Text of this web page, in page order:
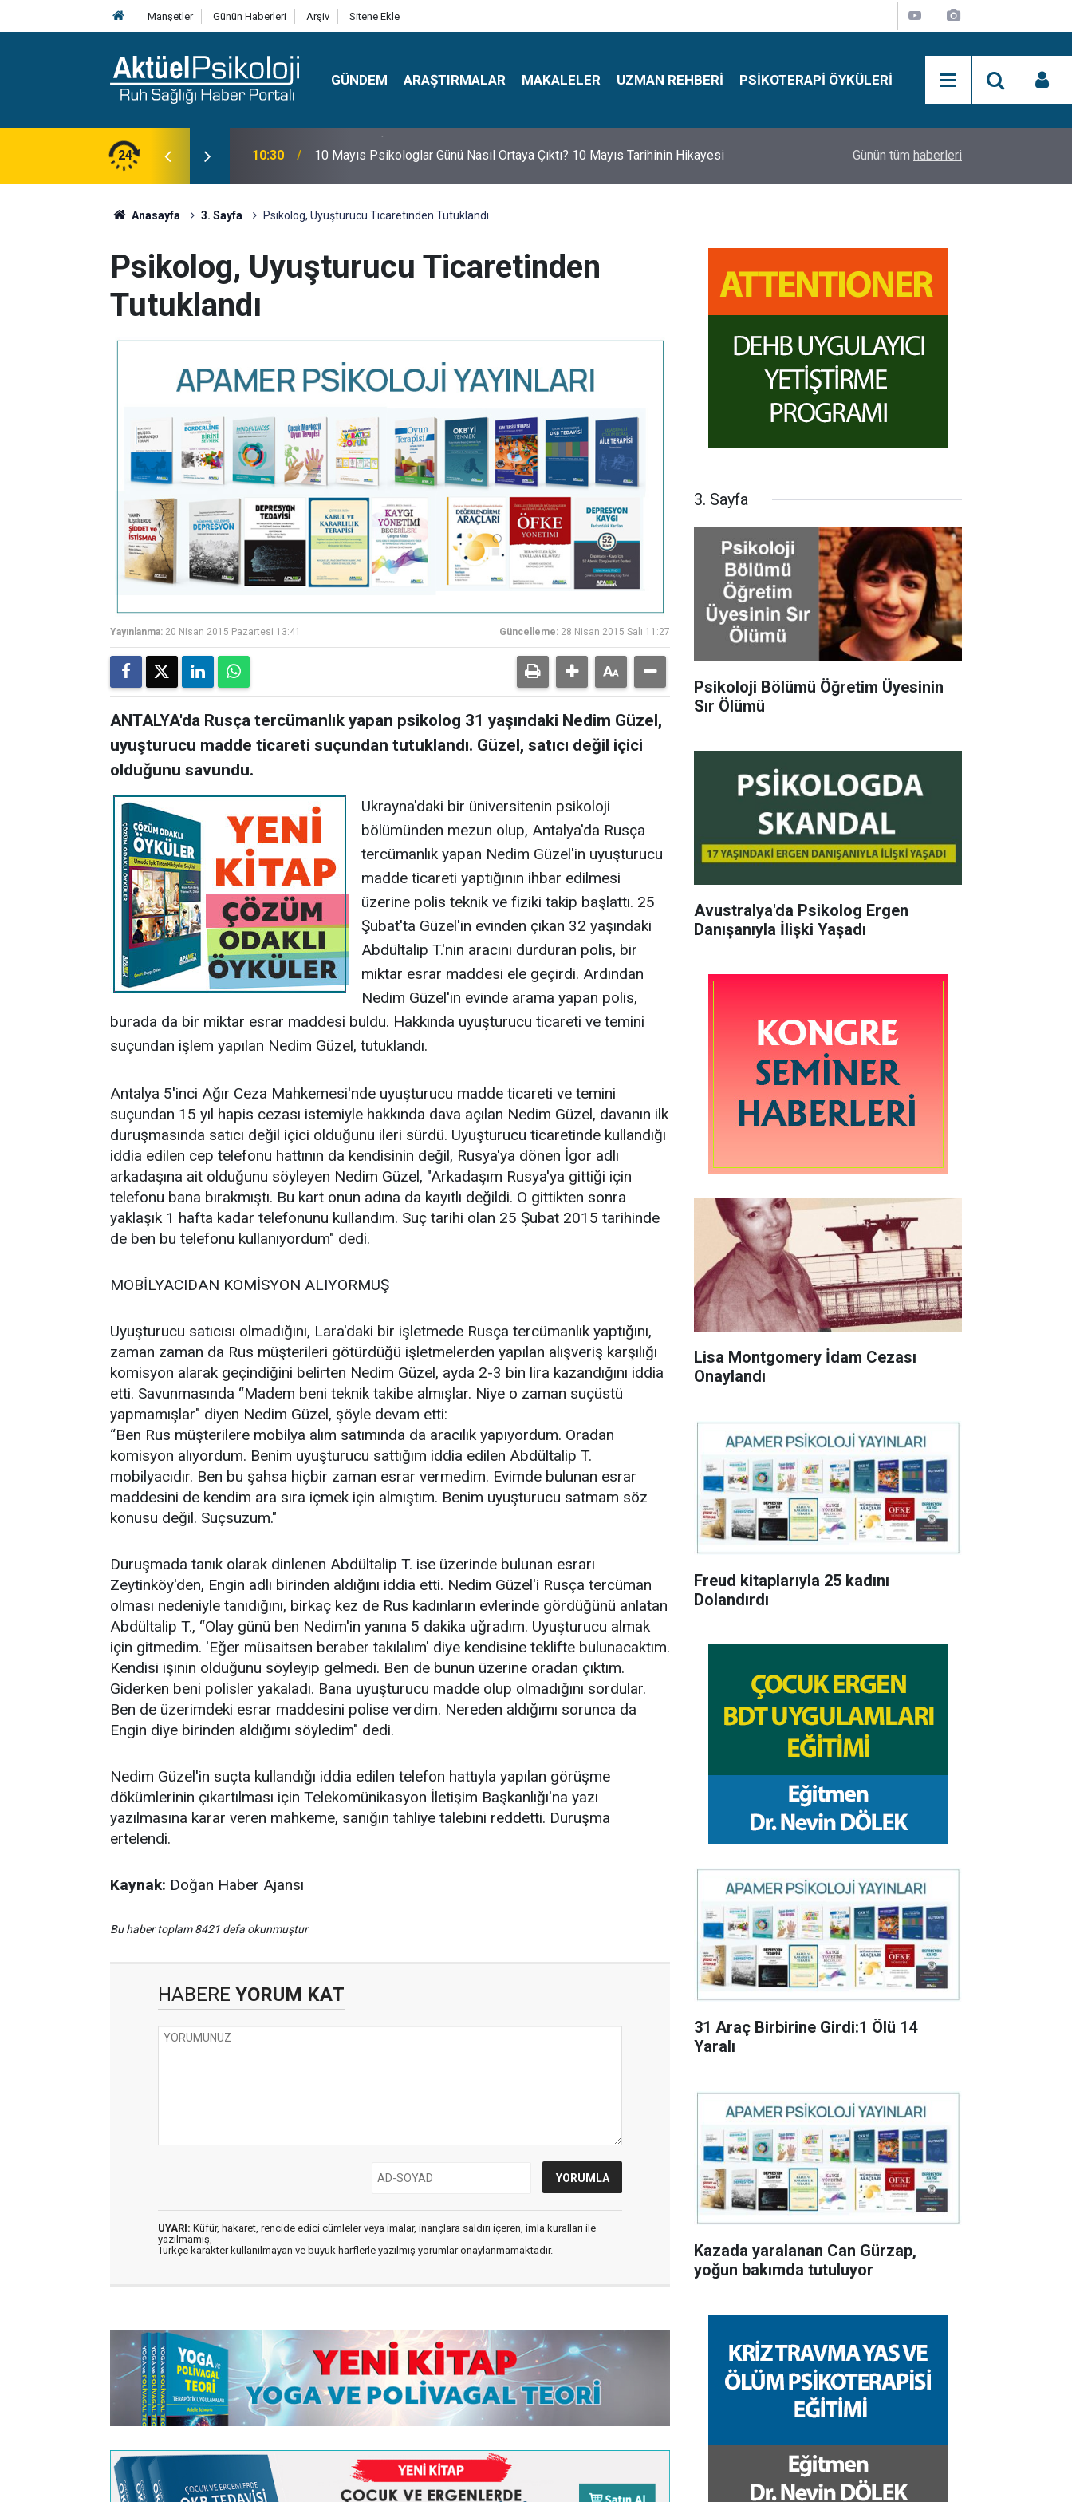
Manşetler Günün Haberleri Arşiv Sitene Ekle
GÜNDEM ARAŞTIRMALAR MAKALELER UZMAN REHBERI PSIKOTERAPI ÖYKÜLERI
24
Klinik Özellikleri, Tanı Kriterleri ve
10:30 10 Mayıs Psikologlar Günü Nasıl Ortaya Çıktı? 10 Mayıs Tarihinin Hikayesi Simon Says Dikkat Programı Nedir?
Günün tüm haberleri
Anasayfa 3. Sayfa Psikolog, Uyuşturucu Ticaretinden Tutuklandı
Psikolog, Uyuşturucu Ticaretinden
Tutuklandı
Yayınlanma: 20 Nisan 2015 Pazartesi 13:41 Güncelleme: 28 Nisan 2015 Salı 11:27
ANTALYA'da Rusça tercümanlık yapan psikolog 31 yaşındaki Nedim Güzel,
uyuşturucu madde ticareti suçundan tutuklandı. Güzel, satıcı değil içici
olduğunu savundu.
Ukrayna'daki bir üniversitenin psikoloji
bölümünden mezun olup, Antalya'da Rusça
tercümanlık yapan Nedim Güzel'in uyuşturucu
madde ticareti yaptığının ihbar edilmesi
üzerine polis teknik ve fiziki takip başlattı. 25
Şubat'ta Güzel'in evinden çıkan 32 yaşındaki
Abdültalip T.'nin aracını durduran polis, bir
miktar esrar maddesi ele geçirdi. Ardından
Nedim Güzel'in evinde arama yapan polis,
burada da bir miktar esrar maddesi buldu. Hakkında uyuşturucu ticareti ve temini
suçundan işlem yapılan Nedim Güzel, tutuklandı.
Antalya 5'inci Ağır Ceza Mahkemesi'nde uyuşturucu madde ticareti ve temini
suçundan 15 yıl hapis cezası istemiyle hakkında dava açılan Nedim Güzel, davanın ilk
duruşmasında satıcı değil içici olduğunu ileri sürdü. Uyuşturucu ticaretinde kullandığı
iddia edilen cep telefonu hattının da kendisinin değil, Rusya'ya dönen İgor adlı
arkadaşına ait olduğunu söyleyen Nedim Güzel, "Arkadaşım Rusya'ya gittiği için
telefonu bana bırakmıştı. Bu kart onun adına da kayıtlı değildi. O gittikten sonra
yaklaşık 1 hafta kadar telefonunu kullandım. Suç tarihi olan 25 Şubat 2015 tarihinde
de ben bu telefonu kullanıyordum" dedi.
MOBİLYACIDAN KOMİSYON ALIYORMUŞ
Uyuşturucu satıcısı olmadığını, Lara'daki bir işletmede Rusça tercümanlık yaptığını,
zaman zaman da Rus müşterileri götürdüğü işletmelerden yapılan alışveriş karşılığı
komisyon alarak geçindiğini belirten Nedim Güzel, ayda 2-3 bin lira kazandığını iddia
etti. Savunmasında “Madem beni teknik takibe almışlar. Niye o zaman suçüstü
yapmamışlar" diyen Nedim Güzel, şöyle devam etti:
“Ben Rus müşterilere mobilya alım satımında da aracılık yapıyordum. Oradan
komisyon alıyordum. Benim uyuşturucu sattığım iddia edilen Abdültalip T.
mobilyacıdır. Ben bu şahsa hiçbir zaman esrar vermedim. Evimde bulunan esrar
maddesini de kendim ara sıra içmek için almıştım. Benim uyuşturucu satmam söz
konusu değil. Suçsuzum."
Duruşmada tanık olarak dinlenen Abdültalip T. ise üzerinde bulunan esrarı
Zeytinköy'den, Engin adlı birinden aldığını iddia etti. Nedim Güzel'i Rusça tercüman
olması nedeniyle tanıdığını, birkaç kez de Rus kadınların evlerinde gördüğünü anlatan
Abdültalip T., “Olay günü ben Nedim'in yanına 5 dakika uğradım. Uyuşturucu almak
için gitmedim. 'Eğer müsaitsen beraber takılalım' diye kendisine teklifte bulunacaktım.
Kendisi işinin olduğunu söyleyip gelmedi. Ben de bunun üzerine oradan çıktım.
Giderken beni polisler yakaladı. Bana uyuşturucu madde olup olmadığını sordular.
Ben de üzerimdeki esrar maddesini polise verdim. Nereden aldığımı sorunca da
Engin diye birinden aldığımı söyledim" dedi.
Nedim Güzel'in suçta kullandığı iddia edilen telefon hattıyla yapılan görüşme
dökümlerinin çıkartılması için Telekomünikasyon İletişim Başkanlığı'na yazı
yazılmasına karar veren mahkeme, sanığın tahliye talebini reddetti. Duruşma
ertelendi.
Kaynak: Doğan Haber Ajansı
Bu haber toplam 8421 defa okunmuştur
HABERE YORUM KAT
UYARI: Küfür, hakaret, rencide edici cümleler veya imalar, inançlara saldırı içeren, imla kuralları ile
yazılmamış,
Türkçe karakter kullanılmayan ve büyük harflerle yazılmış yorumlar onaylanmamaktadır.
3. Sayfa
Psikoloji Bölümü Öğretim Üyesinin
Sır Ölümü
Avustralya'da Psikolog Ergen
Danışanıyla İlişki Yaşadı
Lisa Montgomery İdam Cezası
Onaylandı
Freud kitaplarıyla 25 kadını
Dolandırdı
31 Araç Birbirine Girdi:1 Ölü 14
Yaralı
Kazada yaralanan Can Gürzap,
yoğun bakımda tutuluyor